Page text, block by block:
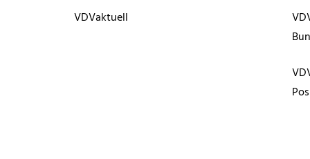
VDVaktuell